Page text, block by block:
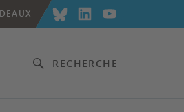
RECHERCHE